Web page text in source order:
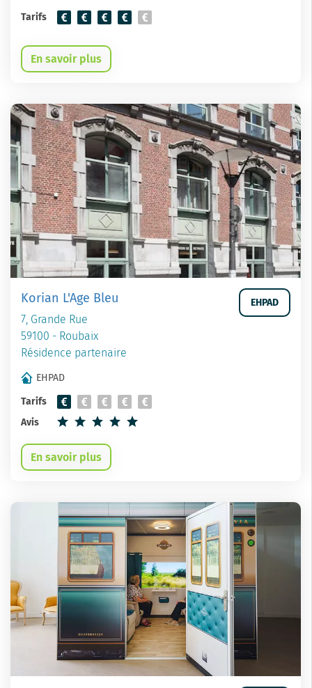
Tarifs
En savoir plus
Korian L'Age Bleu
7, Grande Rue
59100 - Roubaix
Résidence partenaire
EHPAD
EHPAD
Tarifs
Avis
En savoir plus